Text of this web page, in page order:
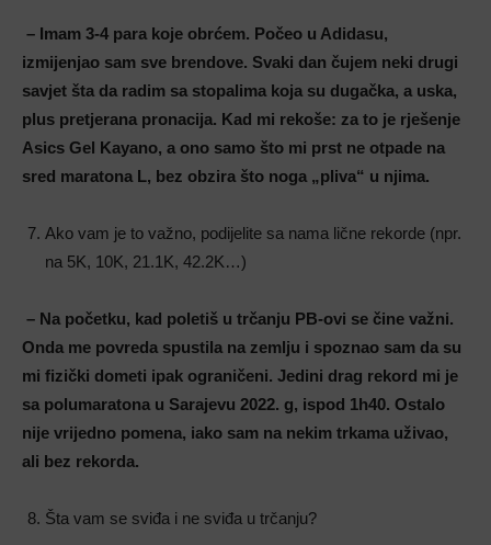
– Imam 3-4 para koje obrćem. Počeo u Adidasu,
izmijenjao sam sve brendove. Svaki dan čujem neki drugi
savjet šta da radim sa stopalima koja su dugačka, a uska,
plus pretjerana pronacija. Kad mi rekoše: za to je rješenje
Asics Gel Kayano, a ono samo što mi prst ne otpade na
sred maratona L, bez obzira što noga „pliva“ u njima.
Ako vam je to važno, podijelite sa nama lične rekorde (npr.
na 5K, 10K, 21.1K, 42.2K…)
– Na početku, kad poletiš u trčanju PB-ovi se čine važni.
Onda me povreda spustila na zemlju i spoznao sam da su
mi fizički dometi ipak ograničeni. Jedini drag rekord mi je
sa polumaratona u Sarajevu 2022. g, ispod 1h40. Ostalo
nije vrijedno pomena, iako sam na nekim trkama uživao,
ali bez rekorda.
Šta vam se sviđa i ne sviđa u trčanju?